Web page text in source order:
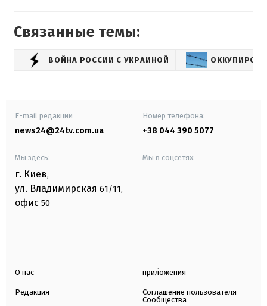
Связанные темы:
ВОЙНА РОССИИ С УКРАИНОЙ
E-mail редакции
news24@24tv.com.ua
Номер телефона:
+38 044 390 5077
Мы здесь:
г. Киев,
ул. Владимирская 61/11,
офис 50
Мы в соцсетях:
О нас
Редакция
приложения
Соглашение пользователя
Сообщества